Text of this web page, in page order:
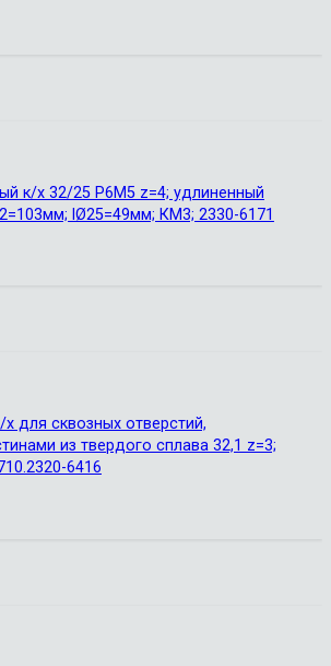
к/х 32/25 Р6М5 z=4; удлиненный
lØ25=49мм; КМ3; 2330-6171
для сквозных отверстий,
из твердого сплава 32,1 z=3;
6416